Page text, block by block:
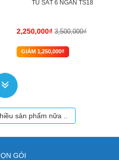
TỦ SẮT 6 NGĂN TS18
2,250,000₫ 3,500,000₫
GIẢM 1,250,000₫
sản phẩm nữa ..
GÓI